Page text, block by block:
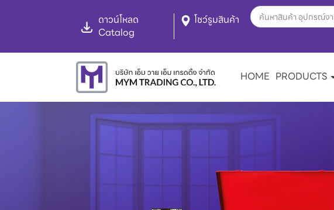
ดาวน์โหลด
Catalog
โชว์รูมสินค้า
HOME PRODUCTS